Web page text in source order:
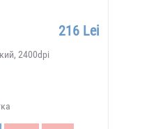
216 Lei
2400dpi